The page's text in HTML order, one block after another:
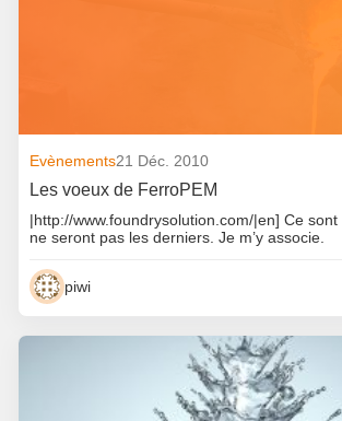
Evènements21 Déc. 2010
Les voeux de FerroPEM
|http://www.foundrysolution.com/|en] Ce
ne seront pas les derniers. Je m’y associe.
piwi